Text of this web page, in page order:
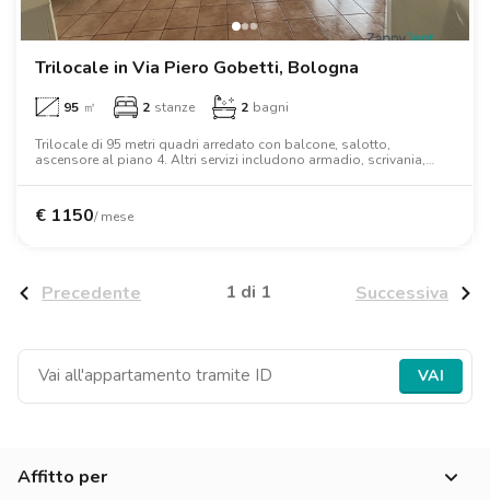
Trilocale in Via Piero Gobetti, Bologna
95 ㎡ 2 stanze 2 bagni
Trilocale di 95 metri quadri arredato con balcone, salotto,
ascensore al piano 4. Altri servizi includono armadio, scrivania,
microonde, letto matrimoniale.
€ 1150/ mese
Precedente 1 di 1 Successiva
VAI
Affitto per